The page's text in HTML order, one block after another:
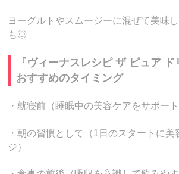
ヨーグルトやスムージーに混ぜて美味
も◎
『ヴィーナスレシピ ザ ピュア
おすすめのタイミング
・就寝前（睡眠中の美容ケアをサポート
・朝の習慣として（1日のスタートに美
ジ）